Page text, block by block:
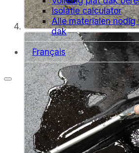
Isolatie calculator
Alle materialen nodig
dak
Français